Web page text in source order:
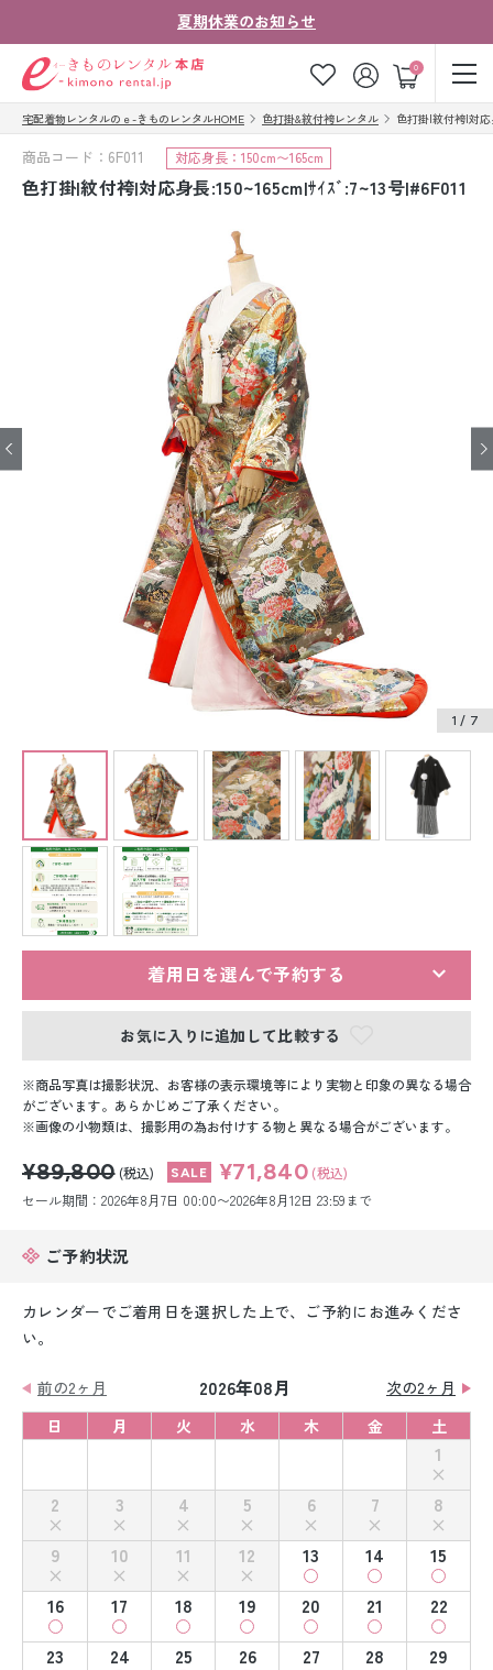
夏期休業のお知らせ
0
ゲスト
お気に入り ログイン カート
ご注文の流れ
お客様の声
法人・グループの
お客様はこちら
卒業式袴レンタル
訪問着・付下げレンタル
ジュニア着物レンタル
ジュニア洋装レンタル
ベビー洋装レンタル
紋付袴レンタル
男性礼装レンタル
スーツレンタル
白無垢&紋付袴レンタル
引き振袖レンタル
小物販売品
宅配着物レンタルのｅ-きものレンタルHOME 色打掛&紋付袴レンタル 色打掛|紋付袴|対応
商品コード：6F011 対応身長：150cm〜165cm
色打掛|紋付袴|対応身長:150~165cm|ｻｲｽﾞ:7~13号|#6F011
1 / 7
着用日を選んで予約する
お気に入りに追加して比較する
商品写真は撮影状況、お客様の表示環境等により実物と印象の異なる場合
がございます。あらかじめご了承ください。
画像の小物類は、撮影用の為お付けする物と異なる場合がございます。
¥89,800 (税込) ¥71,840 (税込)
セール期間：2026年8月7日 00:00〜2026年8月12日 23:59まで
ご予約状況
カレンダーでご着用日を選択した上で、ご予約にお進みくださ
い。
前の2ヶ月 2026年08月
次の2ヶ月
日
月 火 水 木 金 土
1
2
3 4 5 6 7
8
9
10 11 12 13 14
15
16
17 18 19 20 21
22
23
24 25 26 27 28
29